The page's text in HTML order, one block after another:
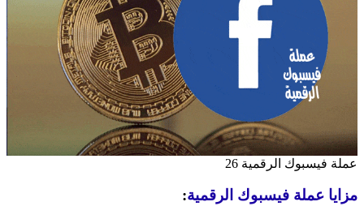
عملة فيسبوك الرقمية 26
مزايا عملة فيسبوك الرقمية: